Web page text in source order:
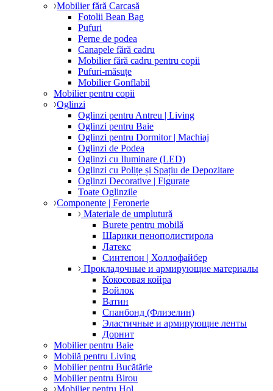
Mobilier fără Carcasă
Fotolii Bean Bag
Pufuri
Perne de podea
Canapele fără cadru
Mobilier fără cadru pentru copii
Pufuri-măsuțe
Mobilier Gonflabil
Mobilier pentru copii
Oglinzi
Oglinzi pentru Antreu | Living
Oglinzi pentru Baie
Oglinzi pentru Dormitor | Machiaj
Oglinzi de Podea
Oglinzi cu Iluminare (LED)
Oglinzi cu Polițe și Spațiu de Depozitare
Oglinzi Decorative | Figurate
Toate Oglinzile
Componente | Feronerie
Materiale de umplutură
Burete pentru mobilă
Шарики пенополистирола
Латекс
Синтепон | Холлофайбер
Прокладочные и армирующие материалы
Кокосовая койра
Войлок
Ватин
Спанбонд (Флизелин)
Эластичные и армирующие ленты
Дорнит
Mobilier pentru Baie
Mobilă pentru Living
Mobilier pentru Bucătărie
Mobilier pentru Birou
Mobilier pentru Hol